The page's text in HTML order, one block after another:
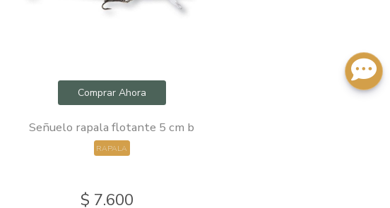
Comprar Ahora
Señuelo rapala flotante 5 cm b
RAPALA
$ 7.600